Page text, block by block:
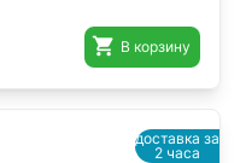
 В корзину
доставка за
2 часа